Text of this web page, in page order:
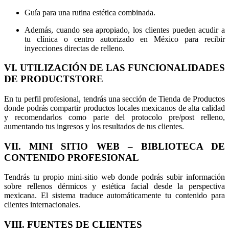
Guía para una rutina estética combinada.
Además, cuando sea apropiado, los clientes pueden acudir a
tu clínica o centro autorizado en México para recibir
inyecciones directas de relleno.
VI. UTILIZACIÓN DE LAS FUNCIONALIDADES
DE PRODUCTSTORE
En tu perfil profesional, tendrás una sección de Tienda de Productos
donde podrás compartir productos locales mexicanos de alta calidad
y recomendarlos como parte del protocolo pre/post relleno,
aumentando tus ingresos y los resultados de tus clientes.
VII. MINI SITIO WEB – BIBLIOTECA DE
CONTENIDO PROFESIONAL
Tendrás tu propio mini-sitio web donde podrás subir información
sobre rellenos dérmicos y estética facial desde la perspectiva
mexicana. El sistema traduce automáticamente tu contenido para
clientes internacionales.
VIII. FUENTES DE CLIENTES